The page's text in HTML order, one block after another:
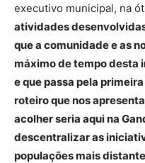
executivo municipal, na
atividades
que a comunidade e as
máximo de tempo desta
e que passa pela
roteiro que nos
acolher seria aqui na
descentralizar as
populações mais